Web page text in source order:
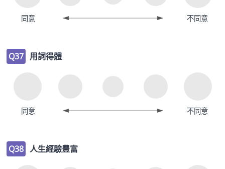
同意 不同意
Q37 用詞得體
同意 不同意
Q38 人生經驗豐富